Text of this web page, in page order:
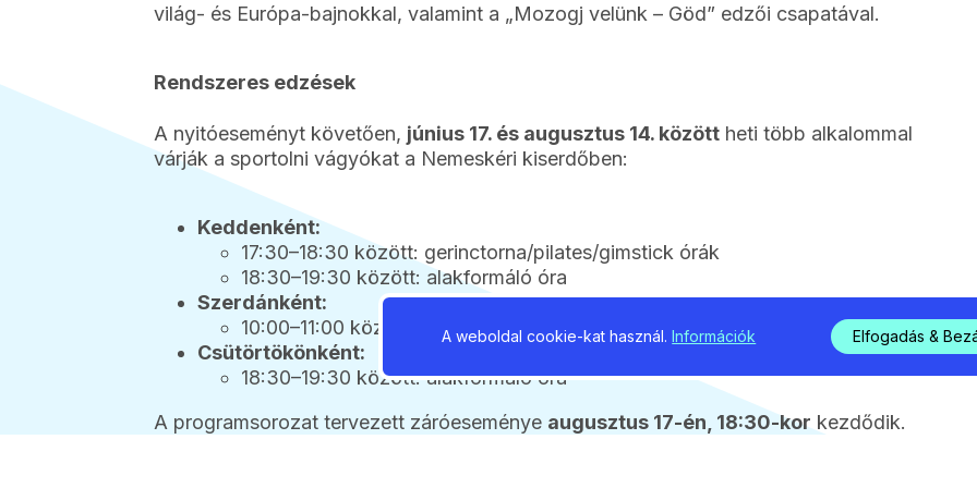
világ- és Európa-bajnokkal, valamint a „Mozogj velünk – Göd” edzői csapatával.
Rendszeres edzések
A nyitóeseményt követően, június 17. és augusztus 14. között heti több alkalommal
várják a sportolni vágyókat a Nemeskéri kiserdőben:
Keddenként:
17:30–18:30 között: gerinctorna/pilates/gimstick órák
18:30–19:30 között: alakformáló óra
Szerdánként:
10:00–11:00 között: zenés gyermektorna
Csütörtökönként:
18:30–19:30 között: alakformáló óra
A programsorozat tervezett záróeseménye augusztus 17-én, 18:30-kor kezdődik.
A weboldal cookie-kat használ.Információk Elfogadás &